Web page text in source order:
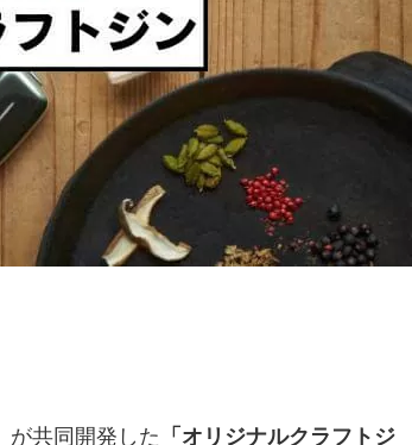
が共同開発した 「オリジナルクラフトジ